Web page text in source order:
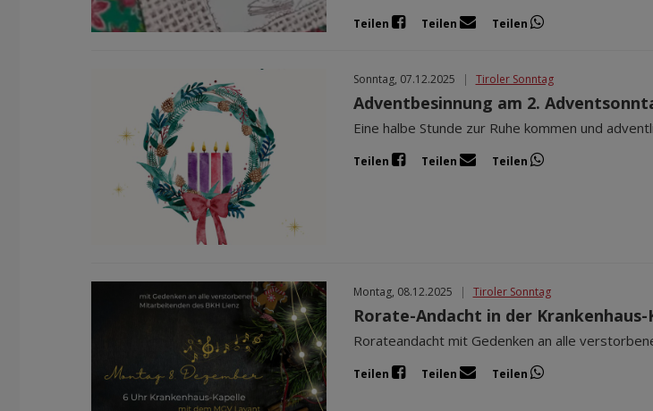
Teilen Teilen Teilen
Sonntag, 07.12.2025 | Tiroler Sonntag
Adventbesinnung am 2.
Eine halbe Stunde zur Ruhe kommen und
Teilen Teilen Teilen
Montag, 08.12.2025 | Tiroler Sonntag
Rorate-Andacht in der Krankenhaus-
Rorateandacht mit Gedenken an alle
Teilen Teilen Teilen